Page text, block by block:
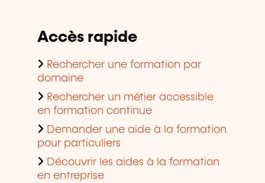
Accès rapide
Rechercher une formation par
domaine
Rechercher un métier accessible
en formation continue
Demander une aide à la formation
pour particuliers
Découvrir les aides à la formation
en entreprise